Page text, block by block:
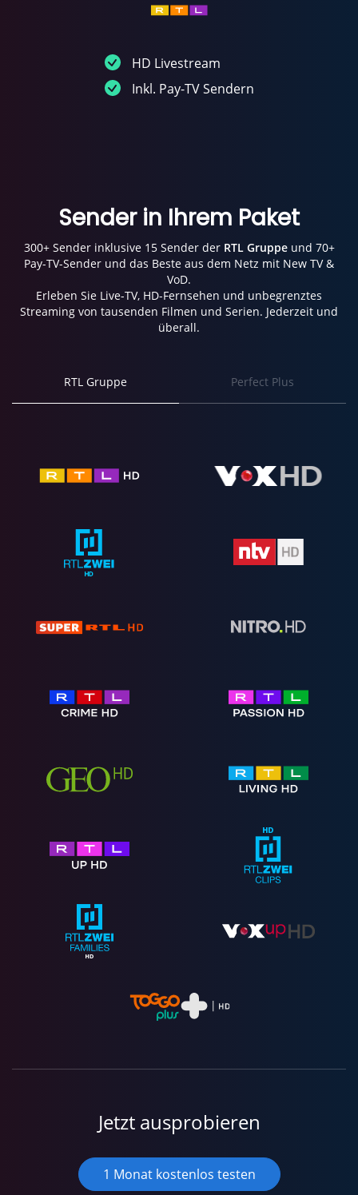
HD Livestream
Inkl. Pay-TV Sendern
Sender in Ihrem Paket
300+ Sender inklusive 15 Sender der RTL Gruppeund 70+
Pay-TV-Sender und das Beste aus dem Netz mit New TV &
VoD.
Erleben Sie Live-TV, HD-Fernsehen und unbegrenztes
Streaming von tausenden Filmen und Serien. Jederzeit und
überall.
RTL Gruppe Perfect Plus
Jetzt ausprobieren
1 Monat kostenlos testen